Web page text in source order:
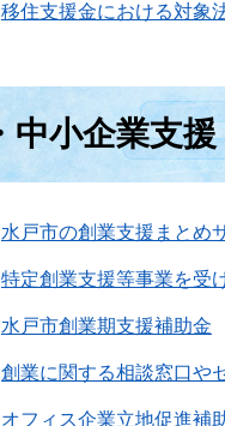
移住支援金における対象
中小企業支援
水戸市の創業支援まとめ
特定創業支援等事業を受
水戸市創業期支援補助金
創業に関する相談窓口や
オフィス企業立地促進補